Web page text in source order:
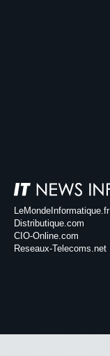
LeMondeInformatique.fr
Distributique.com
CIO-Online.com
Reseaux-Telecoms.net